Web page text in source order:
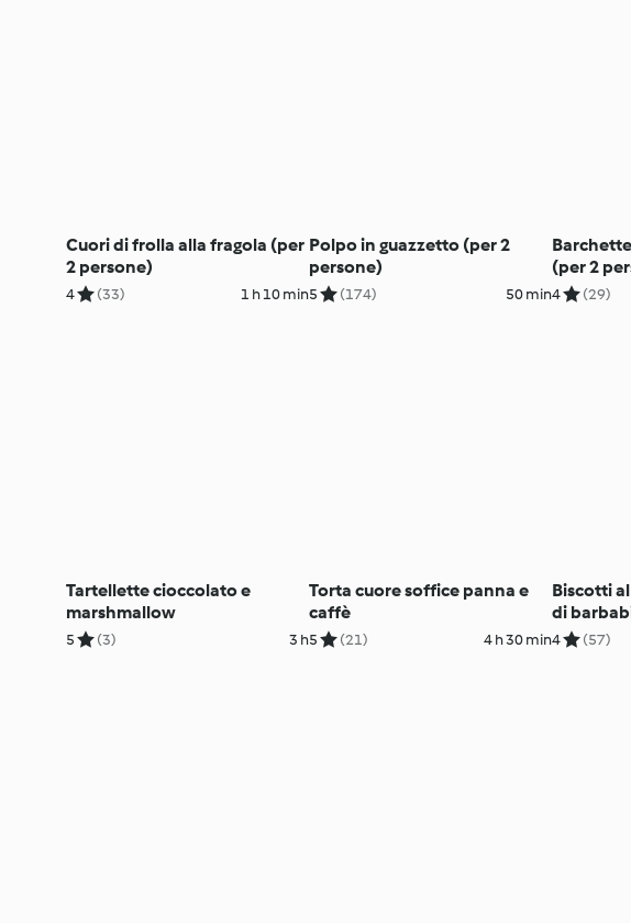
Cuori di frolla alla fragola (per
2 persone)
4 (33) 1 h 10 min
Polpo in guazzetto (per 2
persone)
5 (174) 50 min
(per 2
4 (29)
Tartellette cioccolato e
marshmallow
5 (3) 3 h
Torta cuore soffice panna e
caffè
5 (21) 4 h 30 min
Biscotti
di
4 (57)